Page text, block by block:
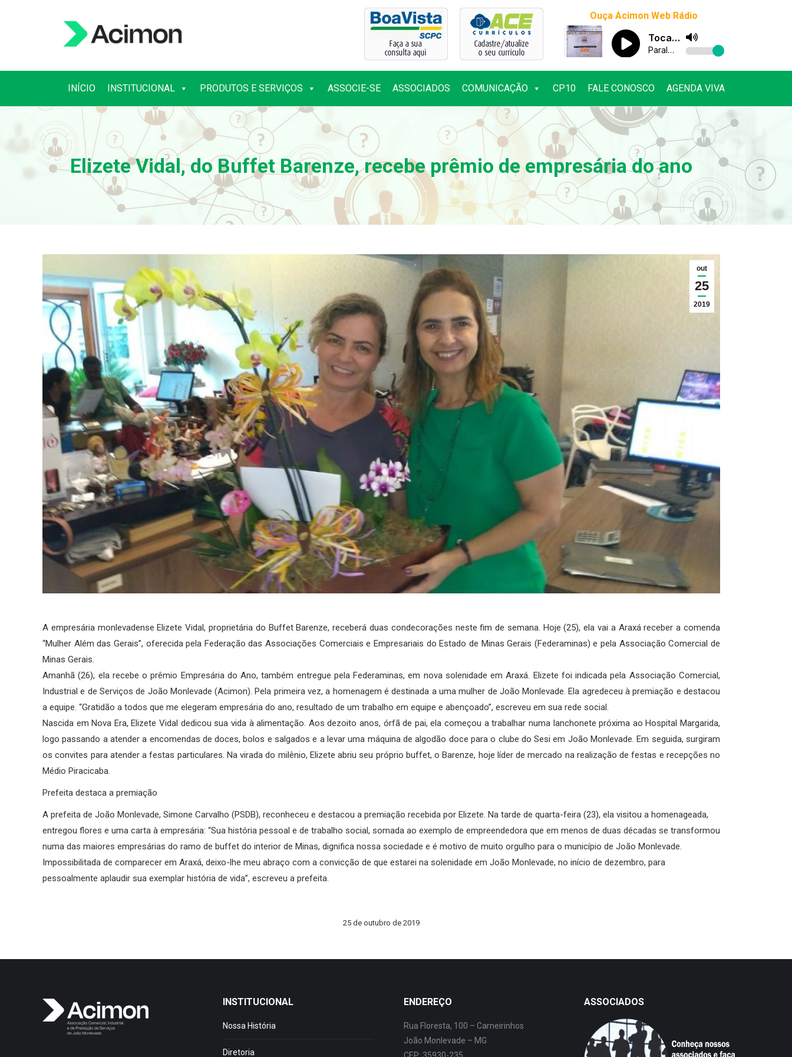
Ouça Acimon Web Rádio
INÍCIO INSTITUCIONAL PRODUTOS E SERVIÇOS ASSOCIE-SE ASSOCIADOS COMUNICAÇÃO CP10 FALE CONOSCO AGENDA VIVA
Elizete Vidal, do Buffet Barenze, recebe prêmio de empresária do ano
out
25
2019
A empresária monlevadense Elizete Vidal, proprietária do Buffet Barenze, receberá duas condecorações neste fim de semana. Hoje (25), ela vai a Araxá receber a comenda
“Mulher Além das Gerais”, oferecida pela Federação das Associações Comerciais e Empresariais do Estado de Minas Gerais (Federaminas) e pela Associação Comercial de
Minas Gerais.
Amanhã (26), ela recebe o prêmio Empresária do Ano, também entregue pela Federaminas, em nova solenidade em Araxá. Elizete foi indicada pela Associação Comercial,
Industrial e de Serviços de João Monlevade (Acimon). Pela primeira vez, a homenagem é destinada a uma mulher de João Monlevade. Ela agredeceu à premiação e destacou
a equipe. “Gratidão a todos que me elegeram empresária do ano, resultado de um trabalho em equipe e abençoado”, escreveu em sua rede social.
Nascida em Nova Era, Elizete Vidal dedicou sua vida à alimentação. Aos dezoito anos, órfã de pai, ela começou a trabalhar numa lanchonete próxima ao Hospital Margarida,
logo passando a atender a encomendas de doces, bolos e salgados e a levar uma máquina de algodão doce para o clube do Sesi em João Monlevade. Em seguida, surgiram
os convites para atender a festas particulares. Na virada do milênio, Elizete abriu seu próprio buffet, o Barenze, hoje líder de mercado na realização de festas e recepções no
Médio Piracicaba.
Prefeita destaca a premiação
A prefeita de João Monlevade, Simone Carvalho (PSDB), reconheceu e destacou a premiação recebida por Elizete. Na tarde de quarta-feira (23), ela visitou a homenageada,
entregou flores e uma carta à empresária: “Sua história pessoal e de trabalho social, somada ao exemplo de empreendedora que em menos de duas décadas se transformou
numa das maiores empresárias do ramo de buffet do interior de Minas, dignifica nossa sociedade e é motivo de muito orgulho para o município de João Monlevade.
Impossibilitada de comparecer em Araxá, deixo-lhe meu abraço com a convicção de que estarei na solenidade em João Monlevade, no início de dezembro, para
pessoalmente aplaudir sua exemplar história de vida”, escreveu a prefeita.
25 de outubro de 2019
INSTITUCIONAL
Nossa História
Diretoria
ENDEREÇO
Rua Floresta, 100 – Carneirinhos
João Monlevade – MG
ASSOCIADOS
ASSOCIE-SE ASSOCIADOS COMUNICAÇÃO FALE CONOSCO AGENDA VIVA